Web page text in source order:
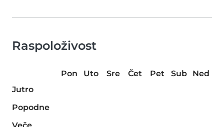
Raspoloživost
Pon Uto Sre Čet Pet Sub
Ned
Jutro
Popodne